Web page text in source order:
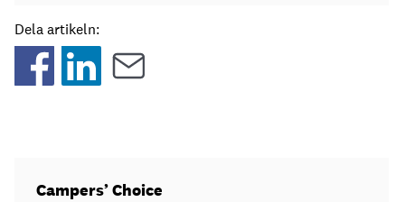
Dela artikeln:
Campers’ Choice